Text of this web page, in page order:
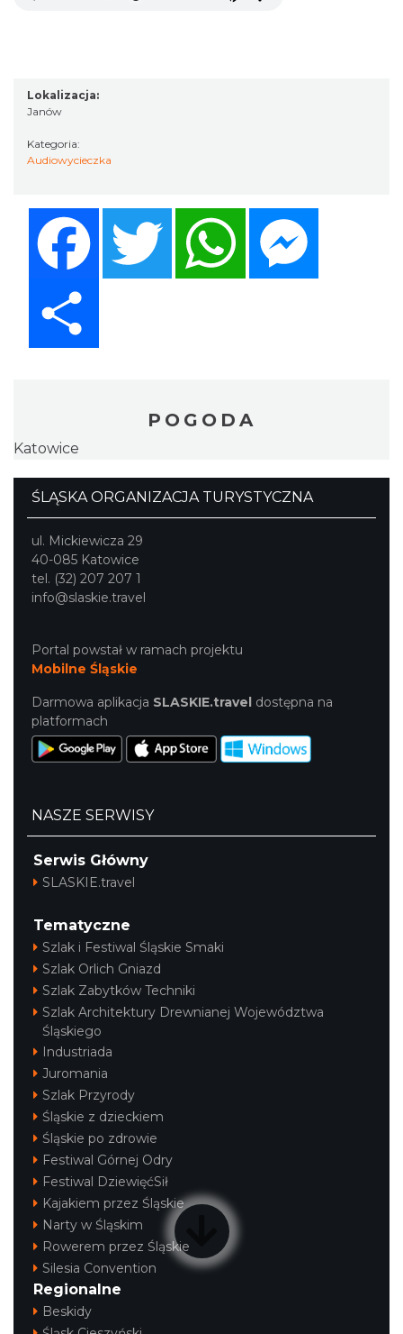
Lokalizacja:
Janów
Kategoria:
Audiowycieczka
Twitter WhatsApp
POGODA
Katowice
ŚLĄSKA ORGANIZACJA TURYSTYCZNA
ul. Mickiewicza 29
40-085 Katowice
tel. (32) 207 207 1
info@slaskie.travel
Portal powstał w ramach projektu
Mobilne Śląskie
Darmowa aplikacja SLASKIE.travel dostępna na
platformach
NASZE SERWISY
Serwis Główny
SLASKIE.travel
Tematyczne
Szlak i Festiwal Śląskie Smaki
Szlak Orlich Gniazd
Szlak Zabytków Techniki
Szlak Architektury Drewnianej Województwa
Śląskiego
Industriada
Juromania
Szlak Przyrody
Śląskie z dzieckiem
Śląskie po zdrowie
Festiwal Górnej Odry
Festiwal DziewięćSił
Kajakiem przez Śląskie
Narty w Śląskim
Rowerem przez Śląskie
Silesia Convention
Regionalne
Beskidy